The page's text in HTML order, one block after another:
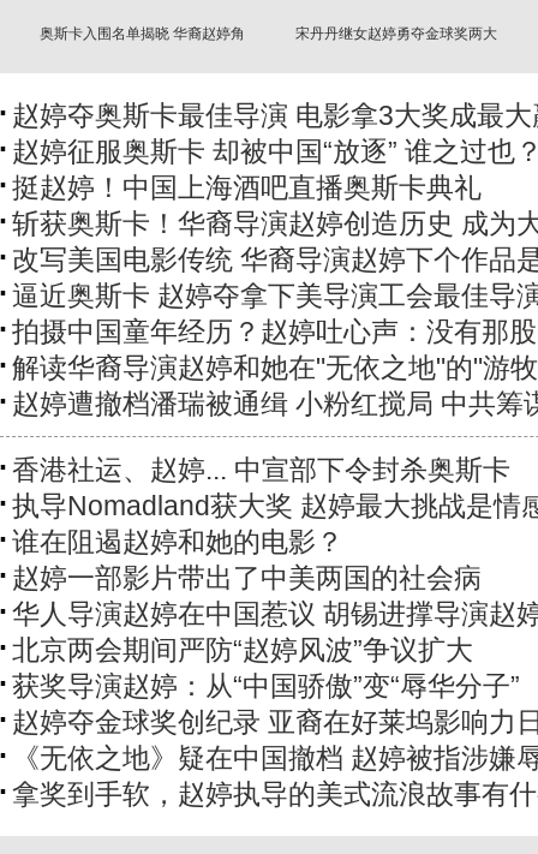
奥斯卡入围名单揭晓 华裔赵婷角
宋丹丹继女赵婷勇夺金球奖两大
赵婷夺奥斯卡最佳导演 电影拿3大奖成最
赵婷征服奥斯卡 却被中国“放逐” 谁之过也
挺赵婷！中国上海酒吧直播奥斯卡典礼
斩获奥斯卡！华裔导演赵婷创造历史 成为
改写美国电影传统 华裔导演赵婷下个作品
逼近奥斯卡 赵婷夺拿下美导演工会最佳导
拍摄中国童年经历？赵婷吐心声：没有那
解读华裔导演赵婷和她在"无依之地"的"游
赵婷遭撤档潘瑞被通缉 小粉红搅局 中共筹
香港社运、赵婷... 中宣部下令封杀奥斯卡
执导Nomadland获大奖 赵婷最大挑战是情
谁在阻遏赵婷和她的电影？
赵婷一部影片带出了中美两国的社会病
华人导演赵婷在中国惹议 胡锡进撑导演赵
北京两会期间严防“赵婷风波”争议扩大
获奖导演赵婷：从“中国骄傲”变“辱华分子”
赵婷夺金球奖创纪录 亚裔在好莱坞影响力
《无依之地》疑在中国撤档 赵婷被指涉嫌
拿奖到手软，赵婷执导的美式流浪故事有